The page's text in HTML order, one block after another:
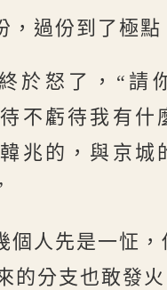
，過份到了極點
於怒了，“請
不虧待我有什
兆的，與京城
個人先是一怔，
的分支也敢發火